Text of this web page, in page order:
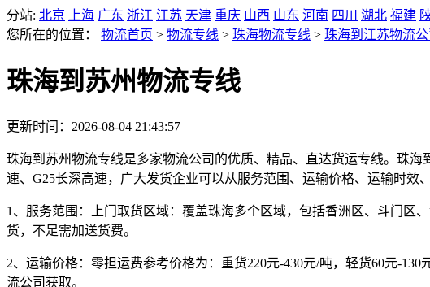
分站: 北京 上海 广东 浙江 江苏 天津 重庆 山西 山东 河南 四川 湖北 福建
您所在的位置：
物流首页 > 物流专线 > 珠海物流专线 > 珠海到江苏物流
珠海到苏州物流专线
更新时间：2026-08-04 21:43:57
珠海到苏州物流专线是多家物流公司的优质、精品、直达货运专线。珠
速、G25长深高速，广大发货企业可以从服务范围、运输价格、运输时效
1、服务范围：
上门取货区域：覆盖珠海多个区域，包括香洲区、斗门区
货，不足需加送货费。
2、运输价格： 零担运费参考价格为： 重货220元-430元/吨，轻货60元-130
流公司获取。